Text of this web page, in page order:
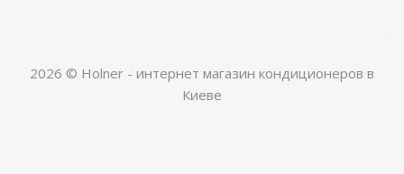
2026 © Holner - интернет магазин кондиционеров в
Киеве